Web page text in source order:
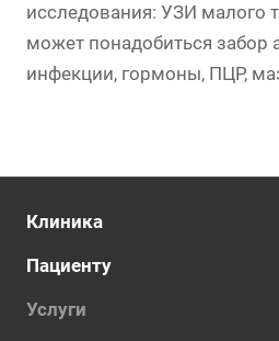
исследования: УЗИ малого
может понадобиться забор
инфекции, гормоны, ПЦР,
Клиника
Пациенту
Услуги